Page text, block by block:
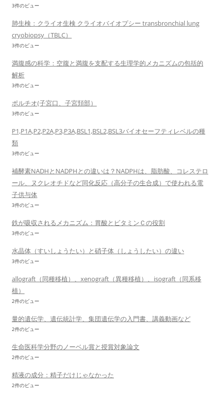
3件のビュー
肺生検：クライオ生検 クライオバイオプシー transbronchial lung
cryobiopsy（TBLC）
3件のビュー
満腹感の科学：空腹と満腹を支配する生理学的メカニズムの包括的
解析
3件のビュー
ポルチオ(子宮口、子宮頚部）
3件のビュー
P1,P1A,P2,P2A,P3,P3A,BSL1,BSL2,BSL3バイオセーフティレベルの種
類
3件のビュー
補酵素NADHとNADPHとの違いは？NADPHは、脂肪酸、コレステロ
ール、ヌクレオチドなど同化反応（高分子の生合成）で使われる電
子供与体
3件のビュー
鉄が吸収されるメカニズム：胃酸とビタミンＣの役割
3件のビュー
水晶体（すいしょうたい）と硝子体（しょうしたい）の違い
3件のビュー
allograft（同種移植）、xenograft（異種移植）、isograft（同系移
植）
2件のビュー
量的遺伝学、遺伝統計学、集団遺伝学の入門書、講義動画など
2件のビュー
生命医科学分野のノーベル賞と授賞対象論文
2件のビュー
精液の成分：精子だけじゃなかった
2件のビュー